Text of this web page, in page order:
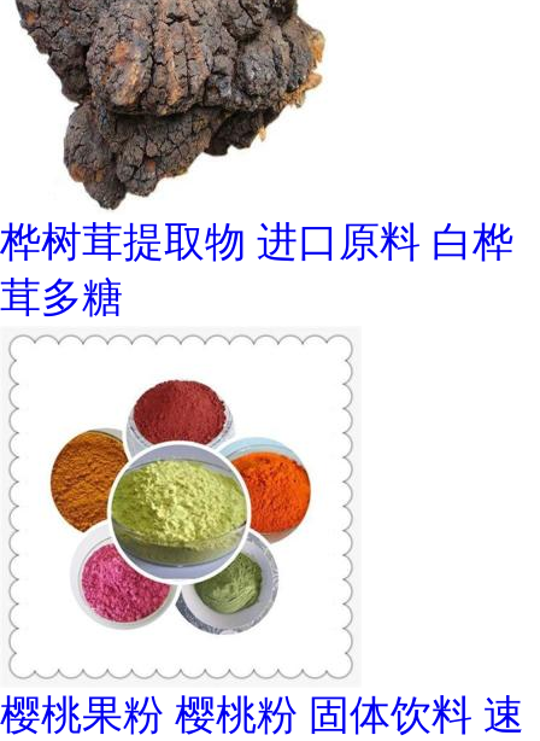
桦树茸提取物 进口原料 白桦
茸多糖
樱桃果粉 樱桃粉 固体饮料 速